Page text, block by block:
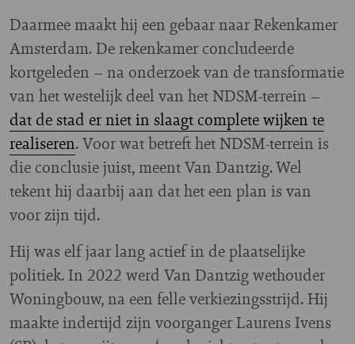
Daarmee maakt hij een gebaar naar Rekenkamer
Amsterdam. De rekenkamer concludeerde
kortgeleden – na onderzoek van de transformatie
van het westelijk deel van het NDSM-terrein –
dat de stad er niet in slaagt complete wijken te
realiseren. Voor wat betreft het NDSM-terrein is
die conclusie juist, meent Van Dantzig. Wel
tekent hij daarbij aan dat het een plan is van
voor zijn tijd.
Hij was elf jaar lang actief in de plaatselijke
politiek. In 2022 werd Van Dantzig wethouder
Woningbouw, na een felle verkiezingsstrijd. Hij
maakte indertijd zijn voorganger Laurens Ivens